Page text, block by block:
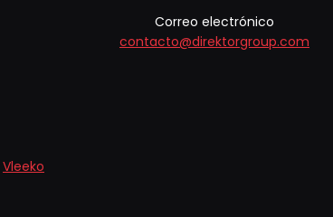
Correo electrónico
contacto@direktorgroup.com
Vleeko